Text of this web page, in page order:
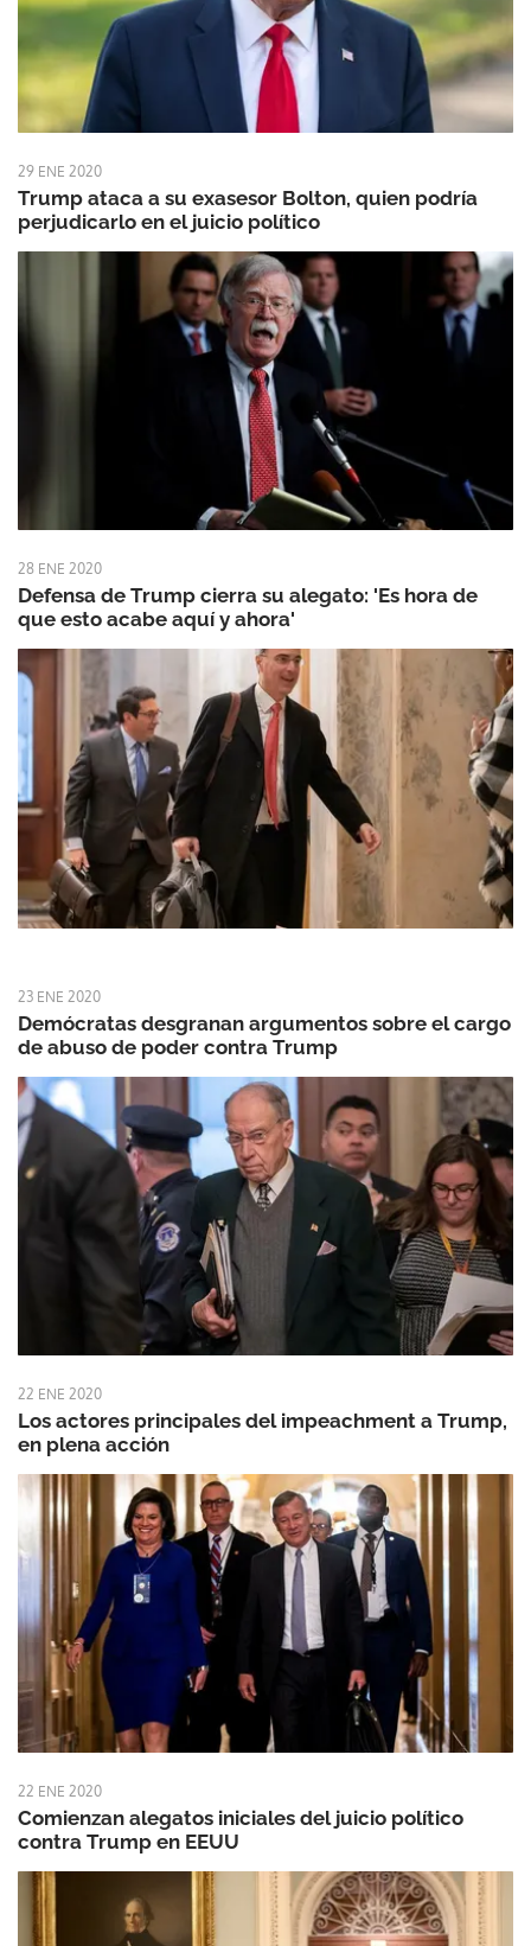
29 ENE 2020
Trump ataca a su exasesor Bolton, quien podría
perjudicarlo en el juicio político
28 ENE 2020
Defensa de Trump cierra su alegato: 'Es hora de
que esto acabe aquí y ahora'
23 ENE 2020
Demócratas desgranan argumentos sobre el cargo
de abuso de poder contra Trump
22 ENE 2020
Los actores principales del impeachment a Trump,
en plena acción
22 ENE 2020
Comienzan alegatos iniciales del juicio político
contra Trump en EEUU